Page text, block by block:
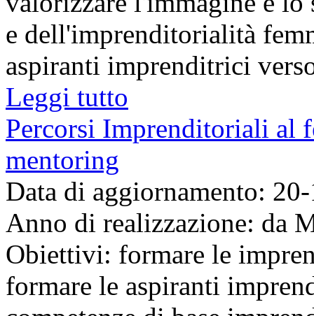
e dell'imprenditorialità
aspiranti imprenditrici
Leggi tutto
Percorsi Imprenditoriali al
mentoring
Data di aggiornamento:
Anno di realizzazione: da
Obiettivi: formare le
formare le aspiranti